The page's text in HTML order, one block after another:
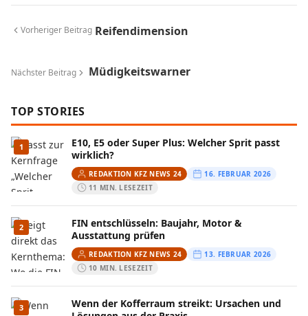
Vorheriger Beitrag Reifendimension
Nächster Beitrag Müdigkeitswarner
TOP STORIES
1
E10, E5 oder Super Plus: Welcher Sprit passt
wirklich?
REDAKTION KFZ NEWS 24
16. FEBRUAR 2026
11 MIN. LESEZEIT
2
FIN entschlüsseln: Baujahr, Motor &
Ausstattung prüfen
REDAKTION KFZ NEWS 24
13. FEBRUAR 2026
10 MIN. LESEZEIT
3
Wenn der Kofferraum streikt: Ursachen und